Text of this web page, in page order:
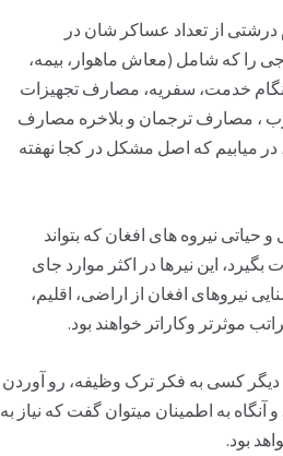
از تعداد عساکر شان در
را که شامل (معاش ماهوار، بیمه،
خدمت، سفریه، مصارف تجهیزات
، مصارف ترجمان و بلاخره مصارف
در میابیم که اصل مشکل در کجا نهفته
حیاتی نیروه های افغان که بتواند
این نیرها در اکثر موارد جای
نیروهای افغان از اراضی، اقلیم،
موثرتر وکاراتر خواهند بود.
دیگر کسی به فکر ترک وظیفه، رو آوردن
به اطمینان میتوان گفت که نیاز به